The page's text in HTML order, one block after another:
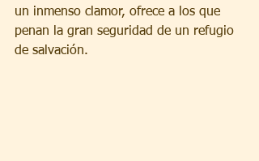
un inmenso clamor, ofrece a los que
penan la gran seguridad de un refugio
de salvación.